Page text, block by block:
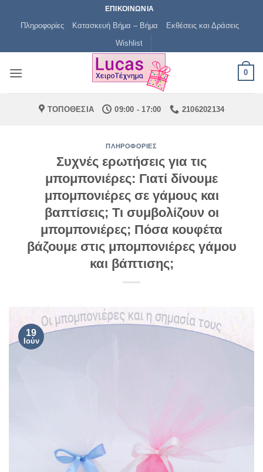
ΕΠΙΚΟΙΝΩΝΙΑ
Πληροφορίες Κατασκευή Βήμα – Βήμα
Εκθέσεις και Δράσεις
Wishlist
0
ΤΟΠΟΘΕΣΙΑ 09:00 - 17:00 2106202134
ΠΛΗΡΟΦΟΡΊΕΣ
Συχνές ερωτήσεις για τις
μπομπονιέρες: Γιατί δίνουμε
μπομπονιέρες σε γάμους και
βαπτίσεις; Τι συμβολίζουν οι
μπομπονιέρες; Πόσα κουφέτα
βάζουμε στις μπομπονιέρες γάμου
και βάπτισης;
19
Ιούν